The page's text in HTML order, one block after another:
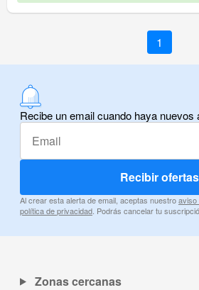
1
Recibe un email cuando haya nuevos
Recibir ofertas
Al crear esta alerta de email, aceptas nuestroaviso
política de privacidad . Podrás cancelar tu
Zonas cercanas